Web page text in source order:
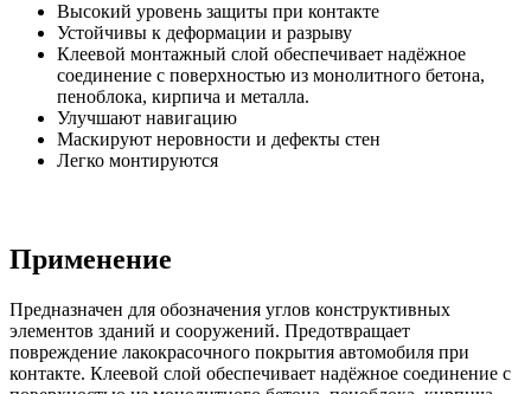
Высокий уровень защиты при контакте
Устойчивы к деформации и разрыву
Клеевой монтажный слой обеспечивает надёжное
соединение с поверхностью из монолитного бетона,
пеноблока, кирпича и металла.
Улучшают навигацию
Маскируют неровности и дефекты стен
Легко монтируются
Применение
Предназначен для обозначения углов конструктивных
элементов зданий и сооружений. Предотвращает
повреждение лакокрасочного покрытия автомобиля при
контакте. Клеевой слой обеспечивает надёжное соединение с